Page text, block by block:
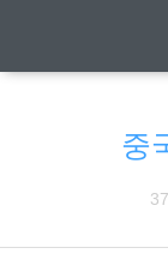
중